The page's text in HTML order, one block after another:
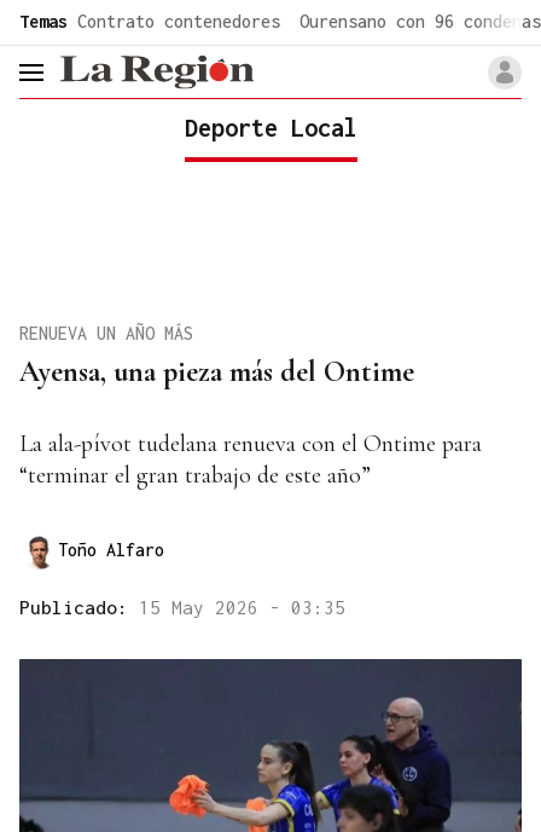
Temas Contrato contenedores Ourensano con 96 condenas
header.menu.open
Deporte Local
Ayensa, una pieza más del Ontime
RENUEVA UN AÑO MÁS
La ala-pívot tudelana renueva con el Ontime para
“terminar el gran trabajo de este año”
Toño Alfaro
Publicado: 15 May 2026 - 03:35